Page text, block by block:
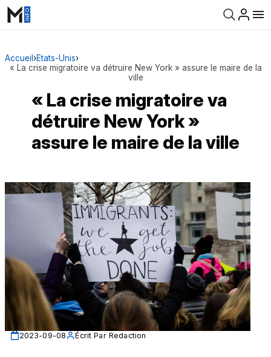
Accueil ›Etats-Unis›
« La crise migratoire va détruire New York » assure le maire de la
ville
« La crise migratoire va
détruire New York »
assure le maire de la ville
2023-09-08 Écrit Par Redaction